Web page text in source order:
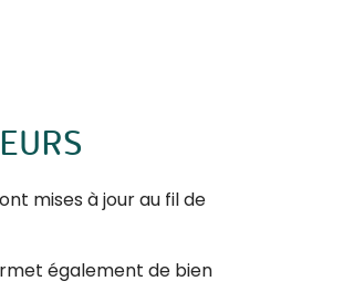
mises à jour au fil de
également de bien